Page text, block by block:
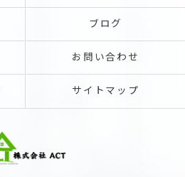
ブログ
お問い合わせ
サイトマップ